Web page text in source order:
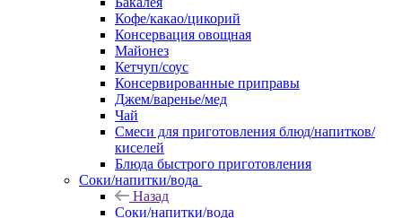
Кофе/какао/цикорий
Консервация овощная
Майонез
Кетчуп/соус
Консервированные приправы
Джем/варенье/мед
Чай
Смеси для приготовления блюд/напитков/
киселей
Блюда быстрого приготовления
Соки/напитки/вода
Назад
Соки/напитки/вода